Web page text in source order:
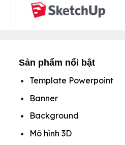
Sản phẩm nổi bật
Template Powerpoint
Banner
Background
Mô hình 3D